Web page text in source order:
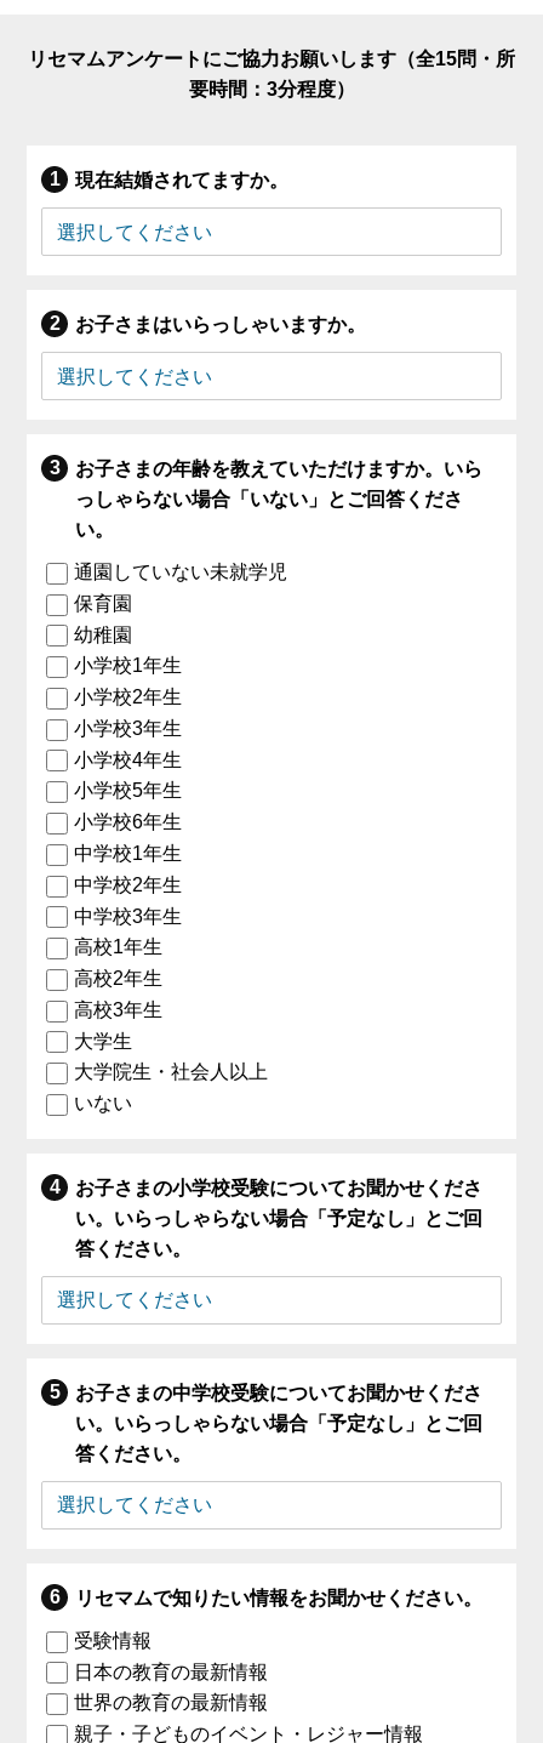
リセマムアンケートにご協力お願いします（全15問・所
要時間：3分程度）
現在結婚されてますか。
お子さまはいらっしゃいますか。
お子さまの年齢を教えていただけますか。いら
っしゃらない場合「いない」とご回答くださ
い。
通園していない未就学児
保育園
幼稚園
小学校1年生
小学校2年生
小学校3年生
小学校4年生
小学校5年生
小学校6年生
中学校1年生
中学校2年生
中学校3年生
高校1年生
高校2年生
高校3年生
大学生
大学院生・社会人以上
いない
お子さまの小学校受験についてお聞かせくださ
い。いらっしゃらない場合「予定なし」とご回
答ください。
お子さまの中学校受験についてお聞かせくださ
い。いらっしゃらない場合「予定なし」とご回
答ください。
リセマムで知りたい情報をお聞かせください。
受験情報
日本の教育の最新情報
世界の教育の最新情報
親子・子どものイベント・レジャー情報